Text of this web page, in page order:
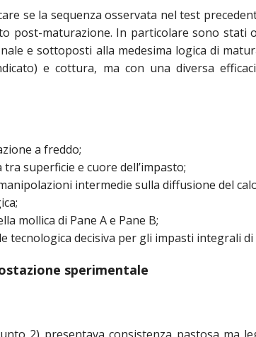
se la sequenza osservata nel test
post-maturazione. In particolare sono stati
e sottoposti alla medesima logica di
e cottura, ma con una diversa
a freddo;
superficie e cuore dell’impasto;
intermedie sulla diffusione del
mollica di Pane A e Pane B;
decisiva per gli impasti integrali di
sperimentale